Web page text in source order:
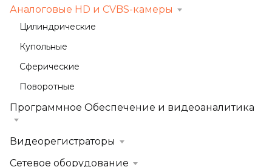
Аналоговые HD и CVBS-камеры
Цилиндрические
Купольные
Сферические
Поворотные
Программное Обеспечение и видеоаналитика
Видеорегистраторы
Сетевое оборудование